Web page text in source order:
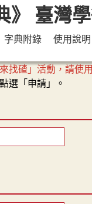
字典附錄 使用說明
找碴」活動，請使用
選「申請」。